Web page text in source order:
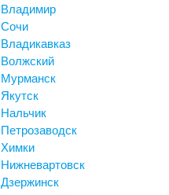
Владимир
Сочи
Владикавказ
Волжский
Мурманск
Якутск
Нальчик
Петрозаводск
Химки
Нижневартовск
Дзержинск